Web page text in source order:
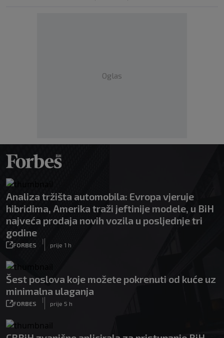
Oglas
Analiza tržišta automobila: Evropa vjeruje
hibridima, Amerika traži jeftinije modele, u BiH
najveća prodaja novih vozila u posljednje tri
godine
FORBES
|
prije 1 h
Šest poslova koje možete pokrenuti od kuće uz
minimalna ulaganja
FORBES
|
prije 5 h